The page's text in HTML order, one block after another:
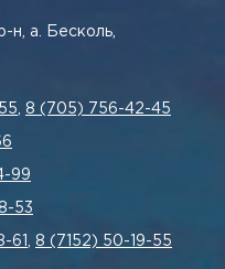
н, а. Бесколь,
8 (705) 756-42-45
99
53
61 8 (7152) 50-19-55